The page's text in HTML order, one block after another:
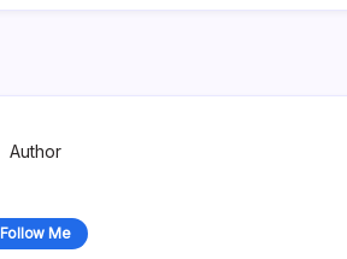
Author
Follow Me